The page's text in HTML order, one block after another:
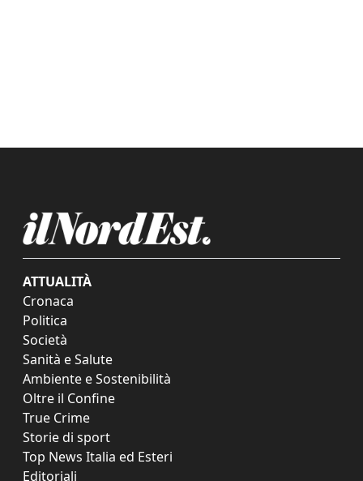
ATTUALITÀ
Cronaca
Politica
Società
Sanità e Salute
Ambiente e Sostenibilità
Oltre il Confine
True Crime
Storie di sport
Top News Italia ed Esteri
Editoriali